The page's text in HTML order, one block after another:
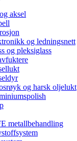
aksel
og ledningsnett
og pleksiglass
og harsk oljelukt
metallbehandling